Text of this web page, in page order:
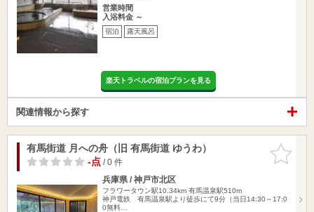
営業時間
入浴料金 ～
宿泊 露天風呂
楽天トラベルの宿泊プランを見る
関連情報から探す
お気に入
りに追加
有馬街道 月への舟（旧 有馬街道 ゆうわ）
-点/ 0 件
兵庫県 / 神戸市北区
フラワータウン駅10.34km 有馬温泉駅510m
神戸電鉄 有馬温泉駅より徒歩にて9分（当日14:30～17:0
0無料…